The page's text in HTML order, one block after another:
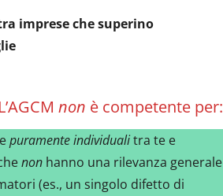
imprese che superino
L’AGCM non è competente per:
puramente individualitra te e
non hanno una rilevanza generale
(es., un singolo difetto di